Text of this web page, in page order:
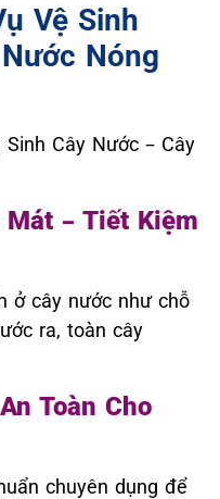
Vệ Sinh
Nóng
Sinh Cây Nước – Cây
– Tiết Kiệm
ở cây nước như chỗ
ra, toàn cây
Toàn Cho
chuyên dụng để